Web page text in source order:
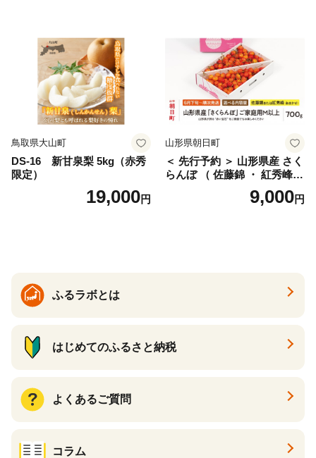
産 農家直送 期間限定 特産品
サイズミックス くらもとフ
ァーム 愛南町 愛媛県
鳥取県大山町
DS-16 新甘泉梨 5kg（赤秀
限定）
19,000円
山形県朝日町
＜ 先行予約 ＞ 山形県産 さく
らんぼ （ 佐藤錦 ・ 紅秀峰
） ご家庭用 M以上 700g 【20
26年6月下旬から7月上旬発
9,000円
ふるラボとは
はじめてのふるさと納税
よくあるご質問
コラム